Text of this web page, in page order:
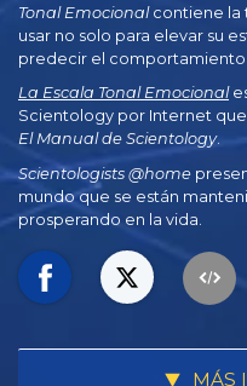
Tonal Emocionalcontiene la
usar no solo para elevar su
predecir el comportamiento
La Escala Tonal Emocional
Scientology por Internet
El Manual de Scientology.
Scientologists @home
mundo que se están
prosperando en la vida.
MÁS